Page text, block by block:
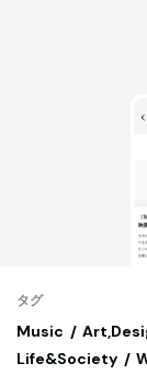
タグ
Music
Life&Society